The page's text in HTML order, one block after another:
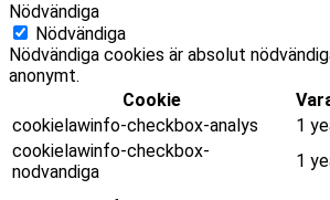
Nödvändiga
Nödvändiga
Nödvändiga cookies är absolut
anonymt.
Cookie
cookielawinfo-checkbox-analys
1
cookielawinfo-checkbox-
nodvandiga
1